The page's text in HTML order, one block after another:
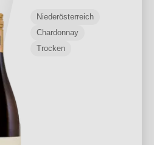
Niederösterreich
Chardonnay
Trocken